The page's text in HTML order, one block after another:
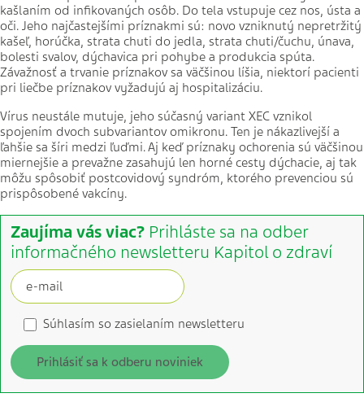
kašlaním od infikovaných osôb. Do tela vstupuje cez nos, ústa a
oči. Jeho najčastejšími príznakmi sú: novo vzniknutý nepretržitý
kašeľ, horúčka, strata chuti do jedla, strata chuti/čuchu, únava,
bolesti svalov, dýchavica pri pohybe a produkcia spúta.
Závažnosť a trvanie príznakov sa väčšinou líšia, niektorí pacienti
pri liečbe príznakov vyžadujú aj hospitalizáciu.
Vírus neustále mutuje, jeho súčasný variant XEC vznikol
spojením dvoch subvariantov omikronu. Ten je nákazlivejší a
ľahšie sa šíri medzi ľuďmi. Aj keď príznaky ochorenia sú väčšinou
miernejšie a prevažne zasahujú len horné cesty dýchacie, aj tak
môžu spôsobiť postcovidový syndróm, ktorého prevenciou sú
prispôsobené vakcíny.
Zaujíma vás viac? Prihláste sa na odber
informačného newsletteru Kapitol o zdraví
Súhlasím so zasielaním newsletteru
Prihlásiť sa k odberu noviniek